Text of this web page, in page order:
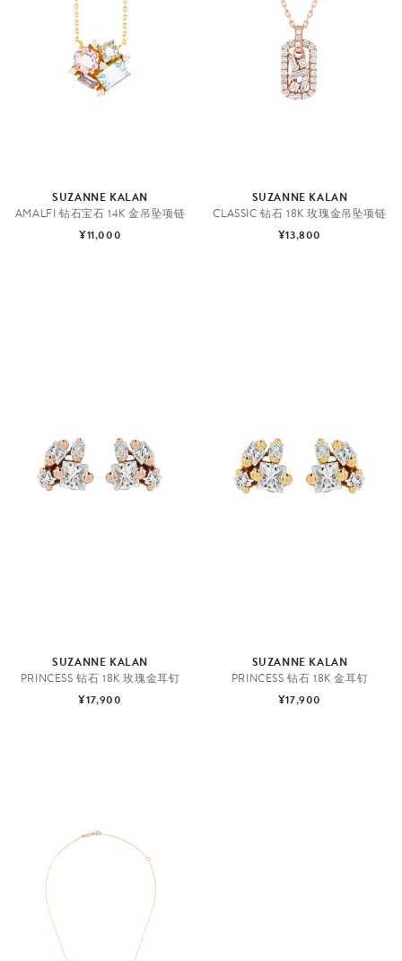
SUZANNE KALAN
AMALFI 钻石宝石 14K 金吊坠项链
¥11,000
SUZANNE KALAN
CLASSIC 钻石 18K 玫瑰金吊坠项链
¥13,800
SUZANNE KALAN
PRINCESS 钻石 18K 玫瑰金耳钉
¥17,900
SUZANNE KALAN
PRINCESS 钻石 18K 金耳钉
¥17,900